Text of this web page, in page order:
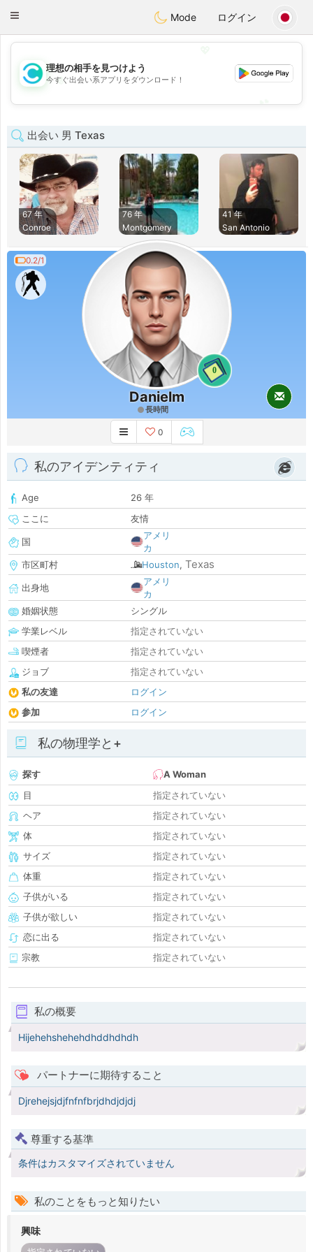
olombiaCitas
Toggle
Mode ログイン
💖
💕
理想の相手を見つけよう
今すぐ出会い系アプリをダウンロード！
出会い 男 Texas
67 年
Conroe
76 年
Montgomery
41 年
San Antonio
0.2/1
0
Danielm
長時間
0
私のアイデンティティ
Age
26 年
ここに
友情
国
アメリ
カ
市区町村
Houston, Texas
出身地
アメリ
カ
婚姻状態
シングル
学業レベル
指定されていない
喫煙者
指定されていない
ジョブ
指定されていない
私の友達
ログイン
参加
ログイン
私の物理学と+
探す
A Woman
目
指定されていない
ヘア
指定されていない
体
指定されていない
サイズ
指定されていない
体重
指定されていない
子供がいる
指定されていない
子供が欲しい
指定されていない
恋に出る
指定されていない
宗教
指定されていない
私の概要
Hijehehshehehdhddhdhdh
パートナーに期待すること
Djrehejsjdjfnfnfbrjdhdjdjdj
尊重する基準
条件はカスタマイズされていません
私のことをもっと知りたい
興味